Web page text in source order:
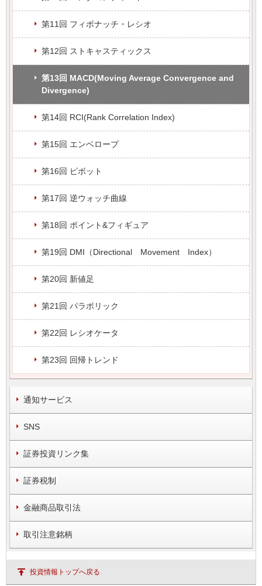
第11回 フィボナッチ・レシオ
第12回 ストキャスティックス
第13回 MACD(Moving Average Convergence and
Divergence)
第14回 RCI(Rank Correlation Index)
第15回 エンベロープ
第16回 ピボット
第17回 逆ウォッチ曲線
第18回 ポイント&フィギュア
第19回 DMI（Directional Movement Index）
第20回 新値足
第21回 パラボリック
第22回 レシオケータ
第23回 回帰トレンド
通知サービス
SNS
証券投資リンク集
証券税制
金融商品取引法
取引注意銘柄
投資情報トップへ戻る